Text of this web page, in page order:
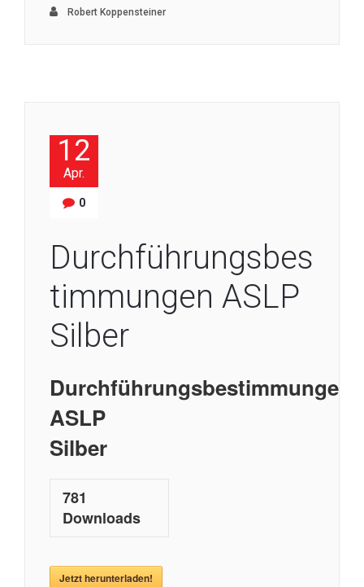
Robert Koppensteiner
12
Apr.
0
Durchführungsbes
timmungen ASLP
Silber
Durchführungsbestimmungen
ASLP
Silber
781
Downloads
Jetzt herunterladen!